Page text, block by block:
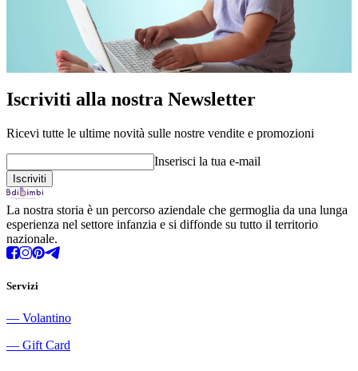
Iscriviti alla nostra Newsletter
Ricevi tutte le ultime novità sulle nostre vendite e promozioni
Inserisci la tua e-mail
La nostra storia è un percorso aziendale che germoglia da una lunga
esperienza nel settore infanzia e si diffonde su tutto il territorio
nazionale.
Servizi
― Volantino
― Gift Card